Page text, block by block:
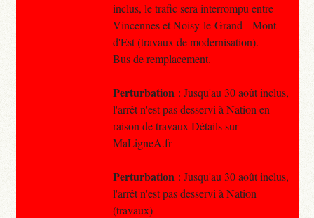
inclus, le trafic sera interrompu entre
Vincennes et Noisy-le-Grand – Mont
d'Est (travaux de modernisation).
Bus de remplacement.
Perturbation : Jusqu'au 30 août inclus,
l'arrêt n'est pas desservi à Nation en
raison de travaux Détails sur
MaLigneA.fr
Perturbation : Jusqu'au 30 août inclus,
l'arrêt n'est pas desservi à Nation
(travaux)